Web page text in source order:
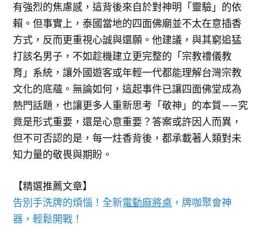
有強烈的焦慮感，這背後來自於對神明「靈驗」的依
賴。但事實上，泰國當地的四面佛廟並不太在意插香
方式，反而更重視心誠與還願。他建議，與其窮追猛
打該名男子，不如趁機建立更完整的「宗教禮儀教
育」系統，讓外國遊客或年輕一代都能理解台灣宗教
文化的底蘊。無論如何，這起事件已讓四面佛堂成為
熱門話題，也讓更多人重新思考「敬神」的本質——究
竟是形式重要，還是心意重要？答案或許因人而異，
但不可否認的是，每一炷香背後，都承載著人類對未
知力量的敬畏與期盼。
【精選推薦文章】
告別手洗牌的煩惱！全新電動麻將桌 ，牌咖聚會神
器，輕鬆開戰！